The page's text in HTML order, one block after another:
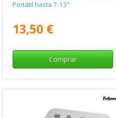
Portátil hasta 7-13"
13,50 €
Comprar